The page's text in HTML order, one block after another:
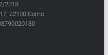
2018
22100 Como